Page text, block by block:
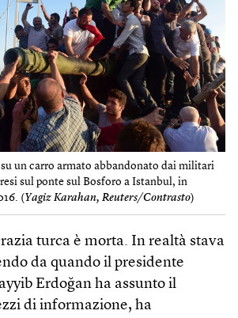
un carro armato abbandonato dai militari
sul ponte sul Bosforo a Istanbul, in
(Yagiz Karahan, Reuters/Contrasto)
turca è morta. In realtà stava
da quando il presidente
Erdoğan ha assunto il
di informazione, ha